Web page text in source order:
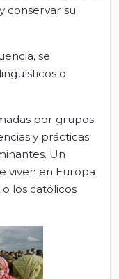
conservar su
se
o
por grupos
y prácticas
Un
viven en Europa
los católicos